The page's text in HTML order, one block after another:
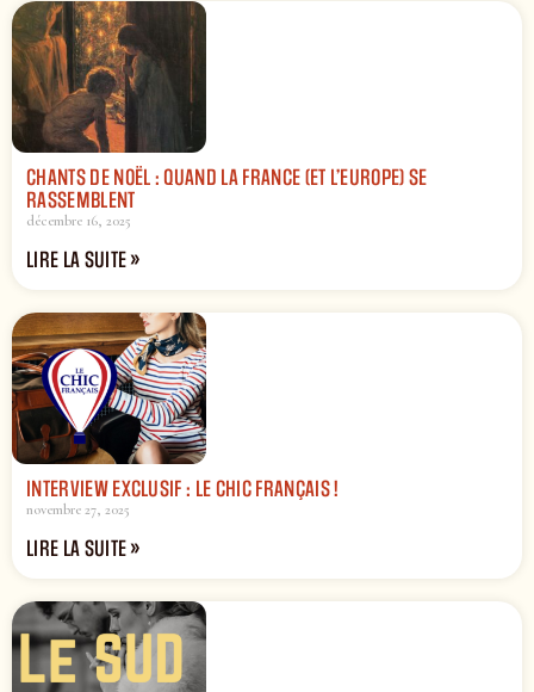
CHANTS DE NOËL : QUAND LA FRANCE (ET L’EUROPE) SE
RASSEMBLENT
décembre 16, 2025
LIRE LA SUITE »
INTERVIEW EXCLUSIF : LE CHIC FRANÇAIS !
novembre 27, 2025
LIRE LA SUITE »